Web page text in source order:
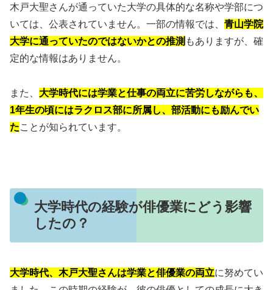
木戸大聖さんが通っていた大学の具体的な名称や学部につ
いては、公表されていません。一部の情報では、 青山学院
大学に通っていたのではないかとの推測 もありますが、確
定的な情報はありません。
また、 大学時代には学業と仕事の両立に苦労しながらも、
1年生の頃にはラクロス部に所属し、部活動にも励んでい
たことが知られています。
大学時代の経験が俳優業にどう影響
したの？
大学時代、木戸大聖さんは学業と俳優業の両立に努めてい